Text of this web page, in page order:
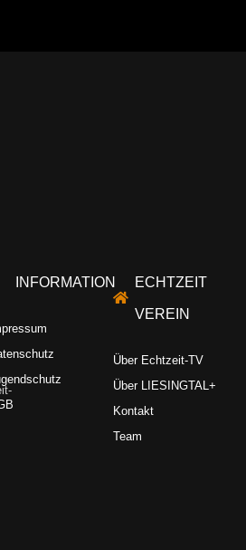
INFORMATION ECHTZEIT
VEREIN
Über Echtzeit-TV
Über LIESINGTAL+
Kontakt
Team